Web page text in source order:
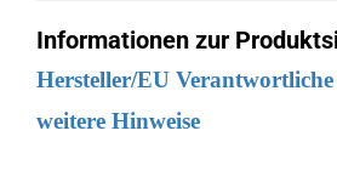
Informationen zur
Hersteller/EU
weitere Hinweise